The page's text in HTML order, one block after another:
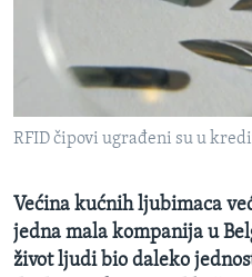
INTERVJU
RFID čipovi ugrađeni su u
Većina kućnih ljubimaca
jedna mala kompanija u
život ljudi bio daleko